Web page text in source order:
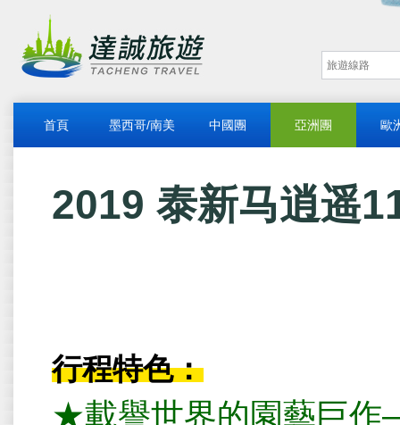
首頁 墨西哥/南美 中國團 亞洲團 歐
2019 泰新马逍遥
行程特色：
★載譽世界的園藝巨作–